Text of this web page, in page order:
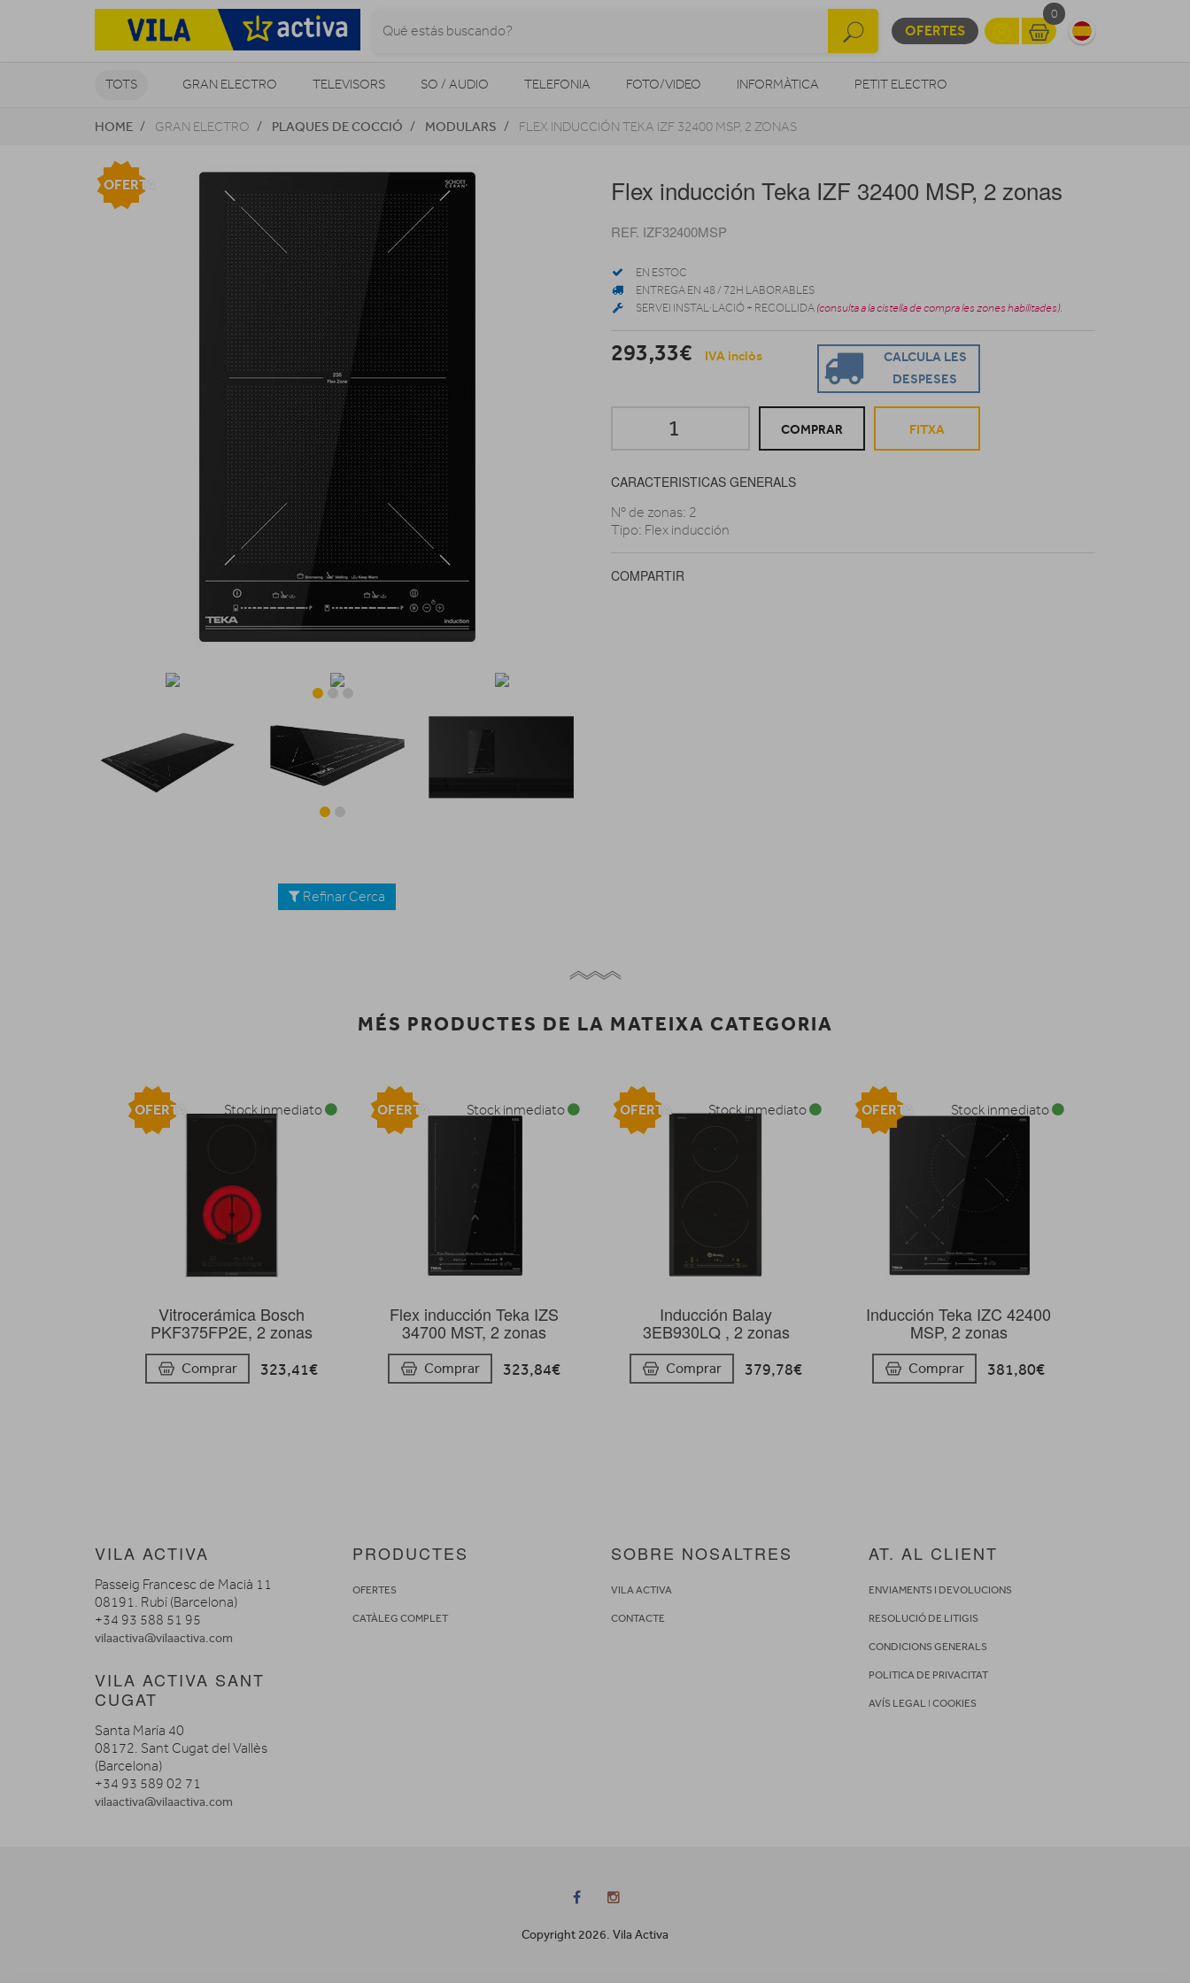
OFERTES
0
TOTS GRAN ELECTRO TELEVISORS SO / AUDIO TELEFONIA FOTO/VIDEO INFORMÀTICA PETIT ELECTRO
CLIMATITZACIÓ I CALEFACCIÓ MOBILITAT URBANA NAVEGADORS GPS CONSOLES
HOME GRAN ELECTRO PLAQUES DE COCCIÓ MODULARS FLEX INDUCCIÓN TEKA IZF 32400 MSP, 2 ZONAS
OFERTA
Refinar Cerca
Flex inducción Teka IZF 32400 MSP, 2 zonas
REF. IZF32400MSP
EN ESTOC
ENTREGA EN 48 / 72H LABORABLES
SERVEI INSTAL·LACIÓ + RECOLLIDA (consulta a la cistella de compra les zones habilitades).
293,33€ IVA inclòs
CALCULA LES
DESPESES
COMPRAR FITXA
CARACTERISTICAS GENERALS
Nº de zonas: 2
Tipo: Flex inducción
COMPARTIR
MÉS PRODUCTES DE LA MATEIXA CATEGORIA
Vitrocerámica Bosch
PKF375FP2E, 2 zonas
Comprar 323,41€
Stock inmediato
OFERTA
Flex inducción Teka IZS
34700 MST, 2 zonas
Comprar 323,84€
Stock inmediato
OFERTA
Inducción Balay
3EB930LQ , 2 zonas
Comprar 379,78€
Stock inmediato
OFERTA
Inducción Teka IZC 42400
MSP, 2 zonas
Comprar 381,80€
Stock inmediato
OFERTA
VILA ACTIVA
Passeig Francesc de Macià 11
08191. Rubí (Barcelona)
+34 93 588 51 95
vilaactiva@vilaactiva.com
VILA ACTIVA SANT
CUGAT
Santa María 40
08172. Sant Cugat del Vallès
(Barcelona)
+34 93 589 02 71
vilaactiva@vilaactiva.com
PRODUCTES
OFERTES
CATÀLEG COMPLET
SOBRE NOSALTRES
VILA ACTIVA
CONTACTE
AT. AL CLIENT
ENVIAMENTS I DEVOLUCIONS
RESOLUCIÓ DE LITIGIS
CONDICIONS GENERALS
POLITICA DE PRIVACITAT
AVÍS LEGALI COOKIES
Copyright 2026. Vila Activa